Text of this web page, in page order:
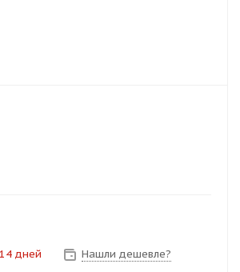
дней Нашли дешевле?
сегодня только
75
% будут